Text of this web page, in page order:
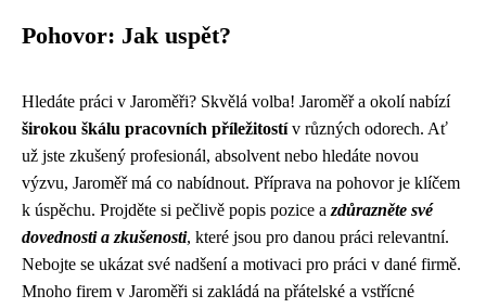
Pohovor: Jak uspět?
Hledáte práci v Jaroměři? Skvělá volba! Jaroměř a okolí nabízí
širokou škálu pracovních příležitostív různých odorech. Ať
už jste zkušený profesionál, absolvent nebo hledáte novou
výzvu, Jaroměř má co nabídnout. Příprava na pohovor je klíčem
k úspěchu. Projděte si pečlivě popis pozice a zdůrazněte své
dovednosti a zkušenosti, které jsou pro danou práci relevantní.
Nebojte se ukázat své nadšení a motivaci pro práci v dané firmě.
Mnoho firem v Jaroměři si zakládá na přátelské a vstřícné